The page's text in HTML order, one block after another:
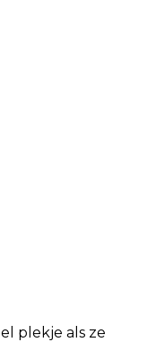
plekje als ze